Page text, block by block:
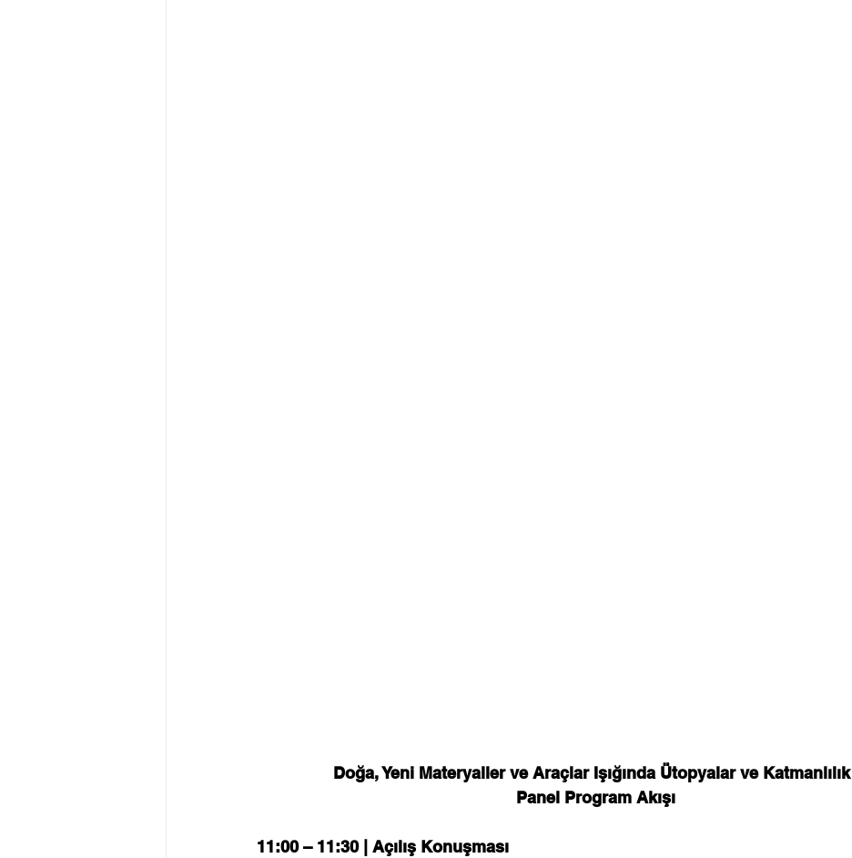
Doğa, Yeni Materyaller ve Araçlar Işığında Ütopyalar ve Katmanlılık
Panel Program Akışı
11:00 – 11:30 | Açılış Konuşması